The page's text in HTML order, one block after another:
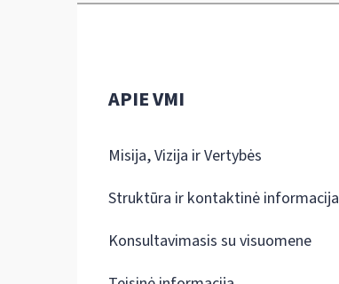
APIE VMI
Misija, Vizija ir Vertybės
Struktūra ir kontaktinė informacija
Konsultavimasis su visuomene